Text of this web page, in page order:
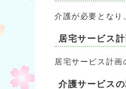
介護が必要となり
居宅サービス
居宅サービス計画
介護サービスの